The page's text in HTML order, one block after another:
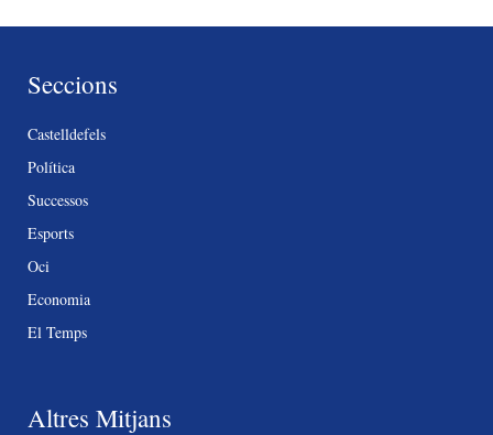
Seccions
Castelldefels
Política
Successos
Esports
Oci
Economia
El Temps
Altres Mitjans